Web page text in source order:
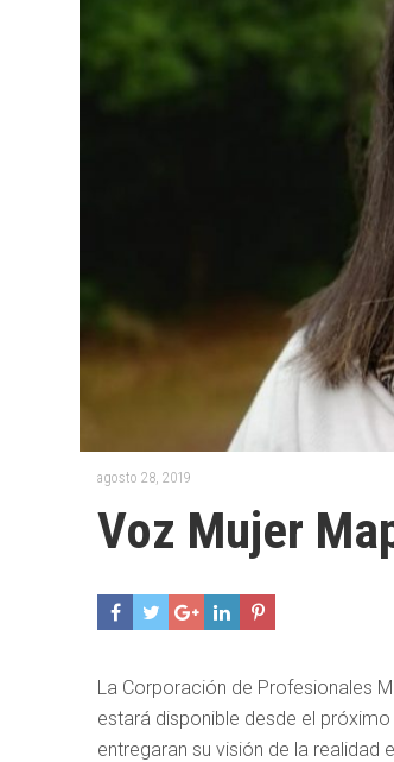
agosto 28, 2019
Voz Mujer
La Corporación de Profesionales
estará disponible desde el
entregaran su visión de la realidad